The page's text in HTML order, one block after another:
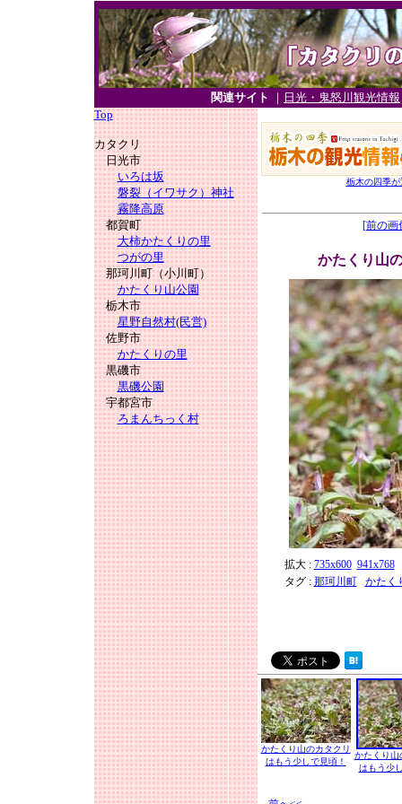
関連サイト ｜ 日光・鬼怒川観光情報
Top
カタクリ
日光市
いろは坂
磐裂（イワサク）神社
霧降高原
都賀町
大柿かたくりの里
つがの里
那珂川町（小川町）
かたくり山公園
栃木市
星野自然村(民営)
佐野市
かたくりの里
黒磯市
黒磯公園
宇都宮市
ろまんちっく村
栃木の四季
[前の画
かたくり山
拡大 : 735x600 941x768
タグ : 那珂川町 かたく
かたくり山のカタクリ
はもう少しで見頃！
かたくり山
はもう少